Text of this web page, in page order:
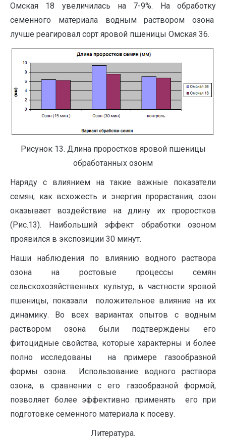
Омская 18 увеличилась на 7-9%. На обработку
семенного материала водным раствором озона
лучше реагировал сорт яровой пшеницы Омская 36.
Рисунок 13. Длина проростков яровой пшеницы
обработанных озонм
Наряду с влиянием на такие важные показатели
семян, как всхожесть и энергия прорастания, озон
оказывает воздействие на длину их проростков
(Рис.13). Наибольший эффект обработки озоном
проявился в экспозиции 30 минут.
Наши наблюдения по влиянию водного раствора
озона на ростовые процессы семян
сельскохозяйственных культур, в частности яровой
пшеницы, показали положительное влияние на их
динамику. Во всех вариантах опытов с водным
раствором озона были подтверждены его
фитоцидные свойства, которые характерны и более
полно исследованы на примере газообразной
формы озона. Использование водного раствора
озона, в сравнении с его газообразной формой,
позволяет более эффективно применять его при
подготовке семенного материала к посеву.
Литература.